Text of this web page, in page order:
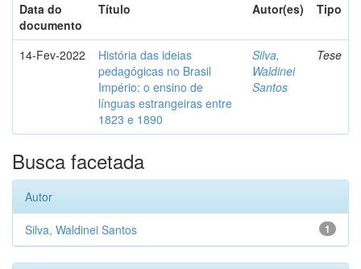
Data do
documento
Título Autor(es) Tipo
14-Fev-2022
História das ideias
pedagógicas no Brasil
Império: o ensino de
línguas estrangeiras entre
1823 e 1890
Silva,
Waldinei
Santos
Tese
Busca facetada
Autor
1
Silva, Waldinei Santos